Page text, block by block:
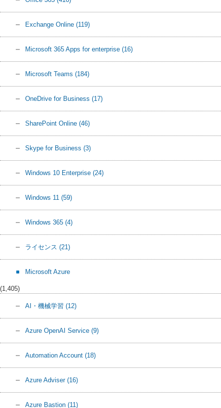
Exchange Online (119)
Microsoft 365 Apps for enterprise (16)
Microsoft Teams (184)
OneDrive for Business (17)
SharePoint Online (46)
Skype for Business (3)
Windows 10 Enterprise (24)
Windows 11 (59)
Windows 365 (4)
ライセンス (21)
Microsoft Azure
(1,405)
AI・機械学習 (12)
Azure OpenAI Service (9)
Automation Account (18)
Azure Adviser (16)
Azure Bastion (11)